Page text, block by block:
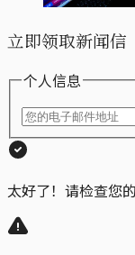
立即领取新闻信
个人信息
太好了！请检查您